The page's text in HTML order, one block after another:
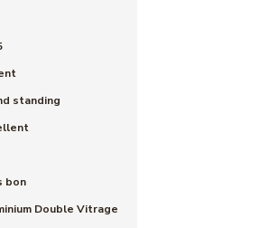
standing
bon
Double Vitrage